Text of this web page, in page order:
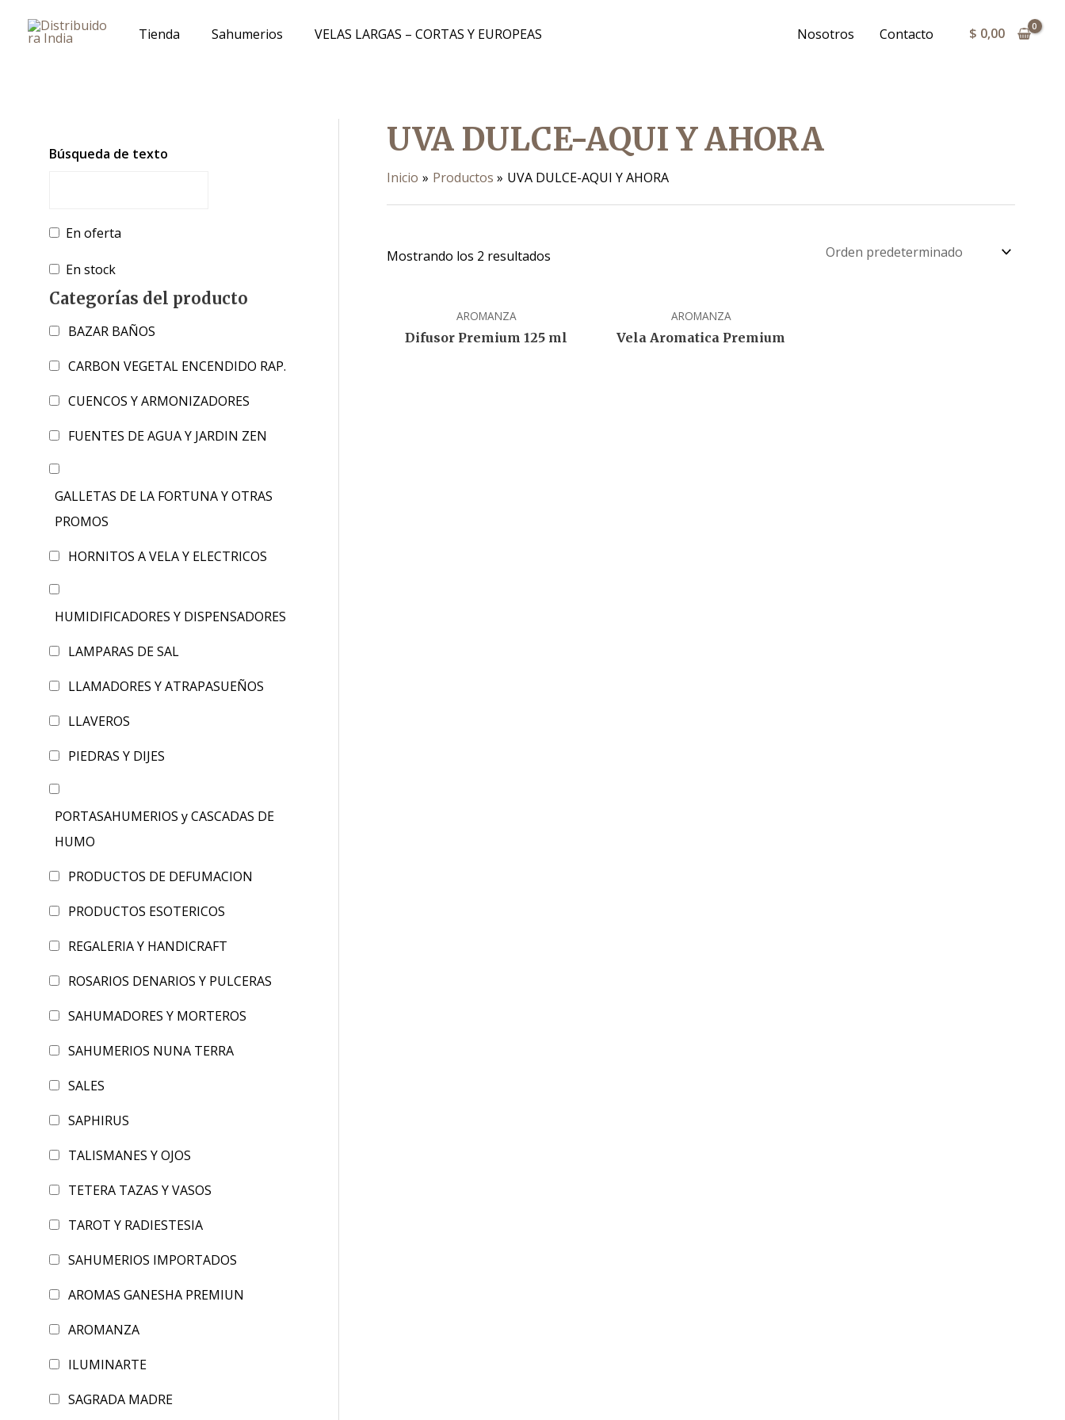
contenido
Tienda Sahumerios VELAS LARGAS – CORTAS Y EUROPEAS Nosotros Contacto $ 0,00
Búsqueda de texto
En oferta
En stock
Categorías del producto
BAZAR BAÑOS
CARBON VEGETAL ENCENDIDO RAP.
CUENCOS Y ARMONIZADORES
FUENTES DE AGUA Y JARDIN ZEN
GALLETAS DE LA FORTUNA Y OTRAS
PROMOS
HORNITOS A VELA Y ELECTRICOS
HUMIDIFICADORES Y DISPENSADORES
LAMPARAS DE SAL
LLAMADORES Y ATRAPASUEÑOS
LLAVEROS
PIEDRAS Y DIJES
PORTASAHUMERIOS y CASCADAS DE
HUMO
PRODUCTOS DE DEFUMACION
PRODUCTOS ESOTERICOS
REGALERIA Y HANDICRAFT
ROSARIOS DENARIOS Y PULCERAS
SAHUMADORES Y MORTEROS
SAHUMERIOS NUNA TERRA
SALES
SAPHIRUS
TALISMANES Y OJOS
TETERA TAZAS Y VASOS
TAROT Y RADIESTESIA
SAHUMERIOS IMPORTADOS
AROMAS GANESHA PREMIUN
AROMANZA
ILUMINARTE
SAGRADA MADRE
UVA DULCE-AQUI Y AHORA
Inicio Productos UVA DULCE-AQUI Y AHORA
Mostrando los 2 resultados
AROMANZA
Difusor Premium 125 ml
AROMANZA
Vela Aromatica Premium